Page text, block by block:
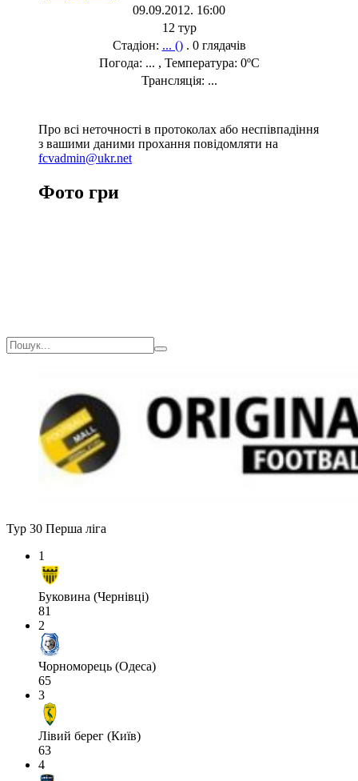
09.09.2012. 16:00
12 тур
Стадіон: ... (). 0 глядачів
Погода: ... , Температура: 0ºC
Трансляція: ...
Про всі неточності в протоколах або неспівпадіння
з вашими даними прохання повідомляти на
fcvadmin@ukr.net
Фото гри
Тур 30 Перша ліга
1
Буковина (Чернівці)
81
2
Чорноморець (Одеса)
65
3
Лівий берег (Київ)
63
4